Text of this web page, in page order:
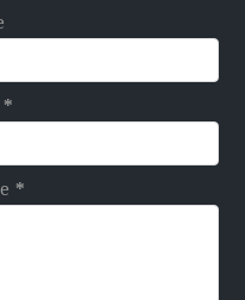
*
*